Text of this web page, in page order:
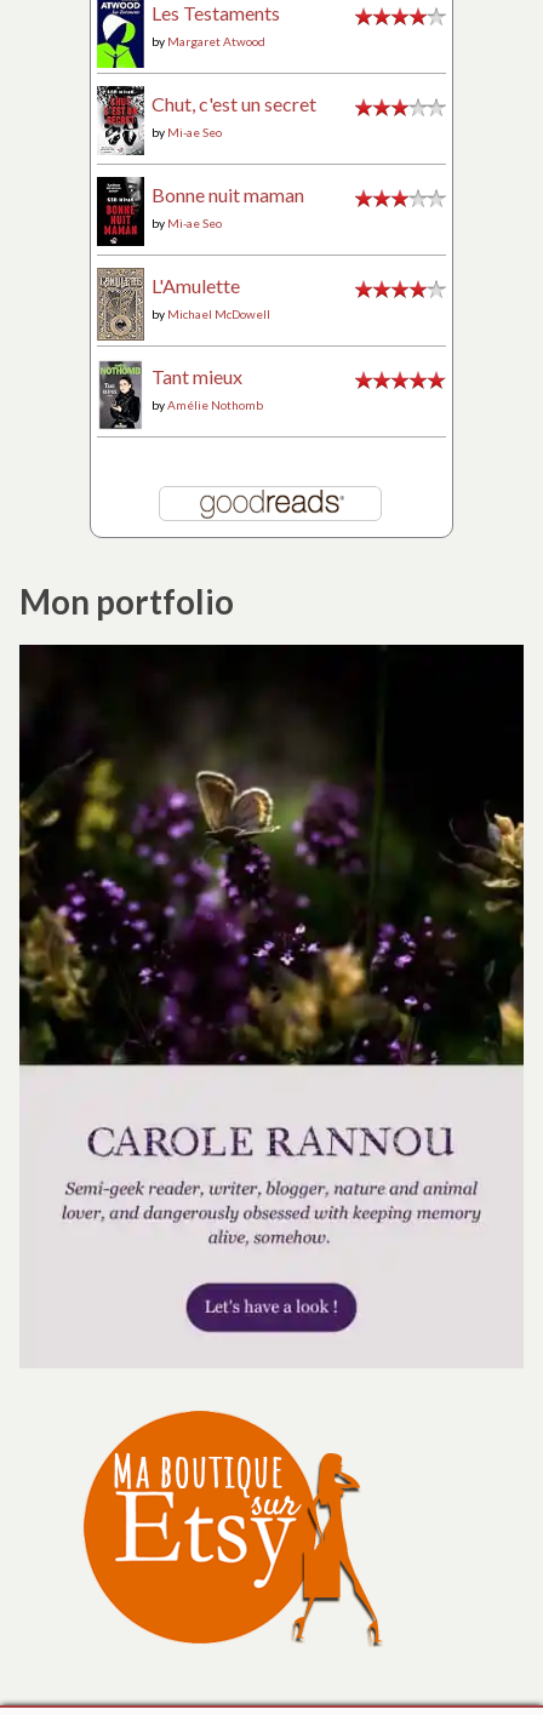
Les Testaments
by Margaret Atwood
Chut, c'est un secret
by Mi-ae Seo
Bonne nuit maman
by Mi-ae Seo
L'Amulette
by Michael McDowell
Tant mieux
byAmélie Nothomb
Mon portfolio